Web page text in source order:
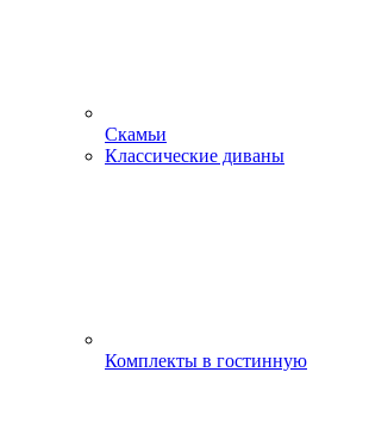
Скамьи
Классические диваны
Комплекты в гостинную